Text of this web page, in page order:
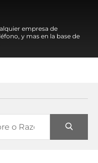
empresa de
y mas en la base de